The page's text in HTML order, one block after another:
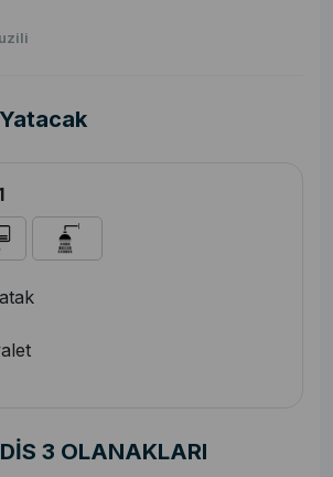
3 OLANAKLARI